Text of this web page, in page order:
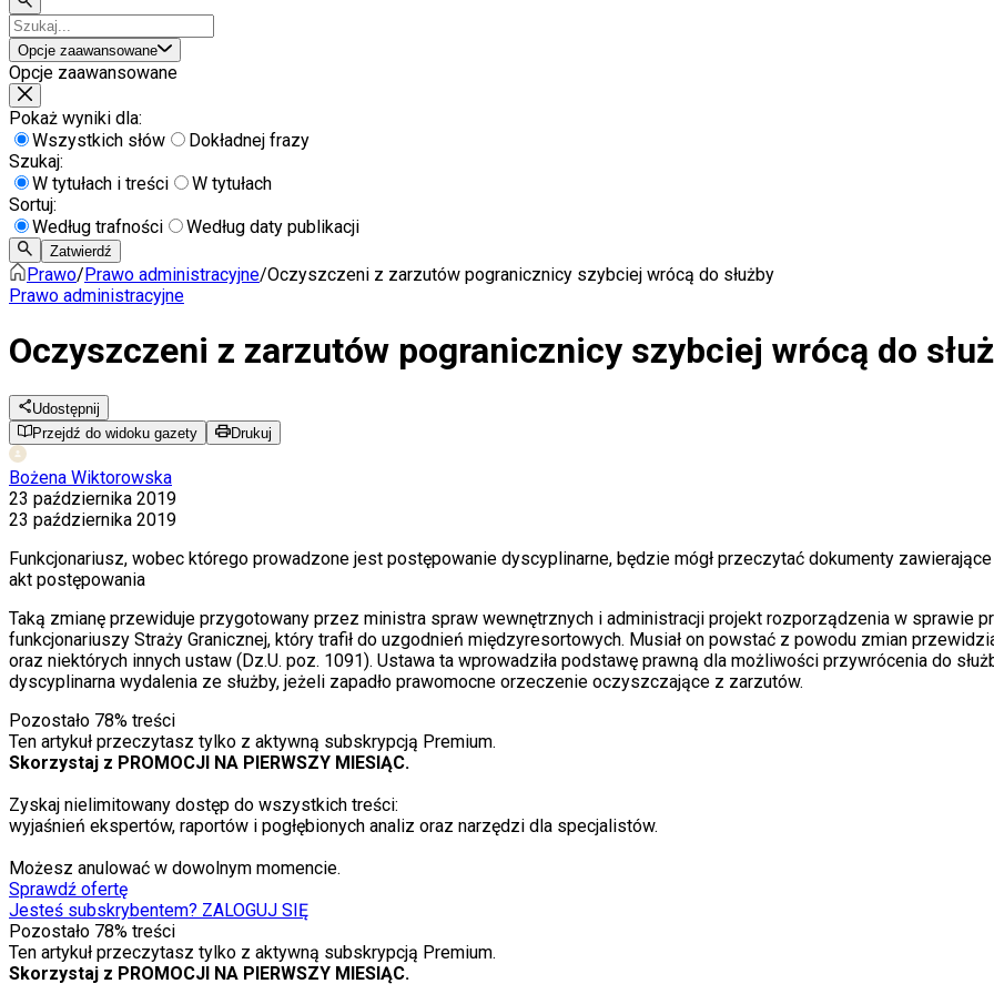
Opcje zaawansowane
Opcje zaawansowane
Pokaż wyniki dla:
Wszystkich słów
Dokładnej frazy
Szukaj:
W tytułach i treści
W tytułach
Sortuj:
Według trafności
Według daty publikacji
Zatwierdź
Prawo/Prawo administracyjne/Oczyszczeni z zarzutów pogranicznicy szybciej wrócą do służby
Prawo administracyjne
Oczyszczeni z zarzutów pogranicznicy szybciej wrócą do
Udostępnij
Przejdź do widoku gazety
Drukuj
Bożena Wiktorowska
23 października 2019
23 października 2019
Funkcjonariusz, wobec którego prowadzone jest postępowanie dyscyplinarne, będzie mógł przeczytać dokumenty
akt postępowania
Taką zmianę przewiduje przygotowany przez ministra spraw wewnętrznych i administracji projekt rozporządzenia w sprawie
funkcjonariuszy Straży Granicznej, który trafił do uzgodnień międzyresortowych. Musiał on powstać z powodu zmian
oraz niektórych innych ustaw (Dz.U. poz. 1091). Ustawa ta wprowadziła podstawę prawną dla możliwości przywrócenia do
dyscyplinarna wydalenia ze służby, jeżeli zapadło prawomocne orzeczenie oczyszczające z zarzutów.
Pozostało 78% treści
Ten artykuł przeczytasz tylko z aktywną subskrypcją Premium.
Skorzystaj z PROMOCJI NA PIERWSZY MIESIĄC.
Zyskaj nielimitowany dostęp do wszystkich treści:
wyjaśnień ekspertów, raportów i pogłębionych analiz oraz narzędzi dla specjalistów.
Możesz anulować w dowolnym momencie.
Sprawdź ofertę
Jesteś subskrybentem? ZALOGUJ SIĘ
Pozostało 78% treści
Ten artykuł przeczytasz tylko z aktywną subskrypcją Premium.
Skorzystaj z PROMOCJI NA PIERWSZY MIESIĄC.